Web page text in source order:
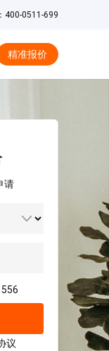
400-0511-699
精准报价
请
议